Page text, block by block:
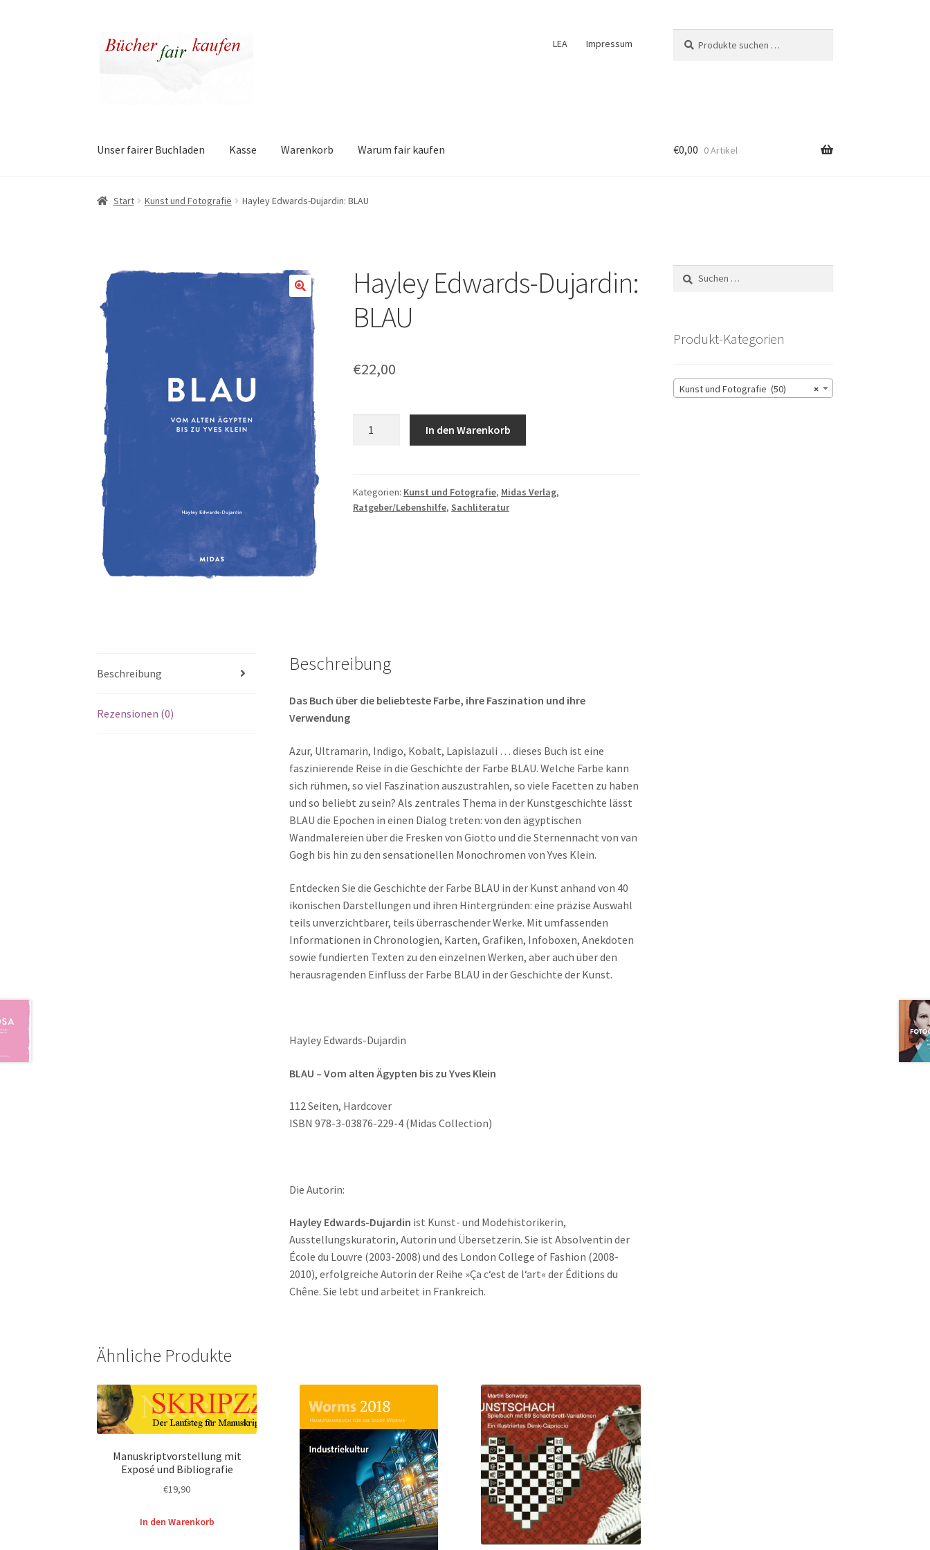
Zur
Navigation
Zum
Inhalt
LEA Impressum
nach:
Unser fairer Buchladen Kasse Warenkorb Warum fair kaufen €0,00 0 Artikel
Start Kunst und Fotografie Hayley Edwards-Dujardin: BLAU
Hayley Edwards-Dujardin:
BLAU
€22,00
Menge
In den Warenkorb
Kategorien: Kunst und Fotografie, Midas Verlag,
Ratgeber/Lebenshilfe,Sachliteratur
Beschreibung
Rezensionen (0)
Beschreibung
Das Buch über die beliebteste Farbe, ihre Faszination und ihre
Verwendung
Azur, Ultramarin, Indigo, Kobalt, Lapislazuli … dieses Buch ist eine
faszinierende Reise in die Geschichte der Farbe BLAU. Welche Farbe kann
sich rühmen, so viel Faszination auszustrahlen, so viele Facetten zu haben
und so beliebt zu sein? Als zentrales Thema in der Kunstgeschichte lässt
BLAU die Epochen in einen Dialog treten: von den ägyptischen
Wandmalereien über die Fresken von Giotto und die Sternennacht von van
Gogh bis hin zu den sensationellen Monochromen von Yves Klein.
Entdecken Sie die Geschichte der Farbe BLAU in der Kunst anhand von 40
ikonischen Darstellungen und ihren Hintergründen: eine präzise Auswahl
teils unverzichtbarer, teils überraschender Werke. Mit umfassenden
Informationen in Chronologien, Karten, Grafiken, Infoboxen, Anekdoten
sowie fundierten Texten zu den einzelnen Werken, aber auch über den
herausragenden Einfluss der Farbe BLAU in der Geschichte der Kunst.
Hayley Edwards-Dujardin
BLAU – Vom alten Ägypten bis zu Yves Klein
112 Seiten, Hardcover
ISBN 978-3-03876-229-4(Midas Collection)
Die Autorin:
Hayley Edwards-Dujardin ist Kunst- und Modehistorikerin,
Ausstellungskuratorin, Autorin und Übersetzerin. Sie ist Absolventin der
École du Louvre (2003-2008) und des London College of Fashion (2008-
2010), erfolgreiche Autorin der Reihe »Ça c‘est de l‘art« der Éditions du
Chêne. Sie lebt und arbeitet in Frankreich.
Ähnliche Produkte
Manuskriptvorstellung mit
Exposé und Bibliografie
€19,90
In den Warenkorb
Suchen
nach:
Produkt-Kategorien
×
Kunst und Fotografie (50)